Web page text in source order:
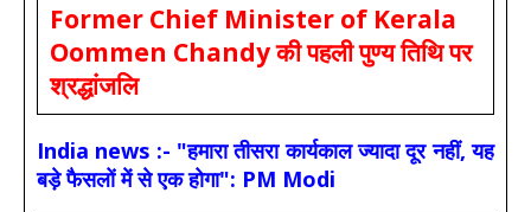
Former Chief Minister of Kerala
Oommen Chandy की पहली पुण्य तिथि पर
श्रद्धांजलि
India news :- "हमारा तीसरा कार्यकाल ज्यादा दूर नहीं, यह
बड़े फैसलों में से एक होगा": PM Modi